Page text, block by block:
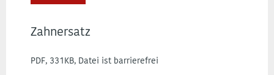
Zahnersatz
PDF, 331KB, Datei ist barrierefrei